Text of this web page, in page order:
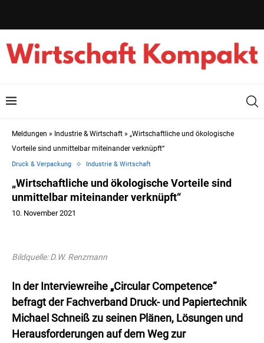
Meldungen » Industrie & Wirtschaft » „Wirtschaftliche und ökologische
Vorteile sind unmittelbar miteinander verknüpft“
Druck & Verpackung Industrie & Wirtschaft
„Wirtschaftliche und ökologische Vorteile sind
unmittelbar miteinander verknüpft“
10. November 2021
Bildquelle: D.W. Renzmann
In der Interviewreihe „Circular Competence“
befragt der Fachverband Druck- und Papiertechnik
Michael Schneiß zu seinen Plänen, Lösungen und
Herausforderungen auf dem Weg zur